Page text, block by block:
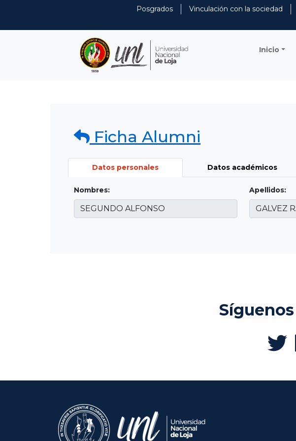
Posgrados Vinculación con la sociedad
Inicio
Ficha Alumni
Datos personales Datos académicos
Nombres: Apellidos: